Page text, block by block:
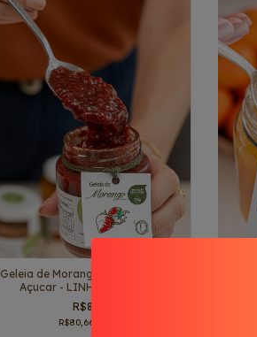
Geleia de Morango - Sem adição de
Açucar - LINHA ZERO - 700g
R$84,90
R$80,66